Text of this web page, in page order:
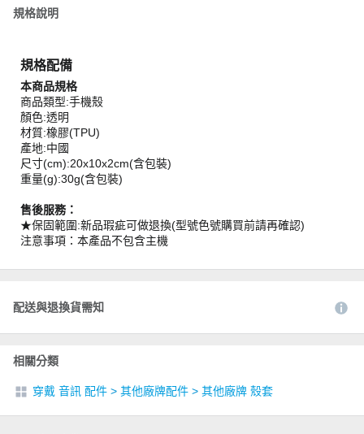
規格說明
規格配備
本商品規格
商品類型:手機殼
顏色:透明
材質:橡膠(TPU)
產地:中國
尺寸(cm):20x10x2cm(含包裝)
重量(g):30g(含包裝)
售後服務：
★保固範圍:新品瑕疵可做退換(型號色號購買前請再確認)
注意事項：本產品不包含主機
配送與退換貨需知
相關分類
穿戴 音訊 配件 > 其他廠牌配件 > 其他廠牌 殼套